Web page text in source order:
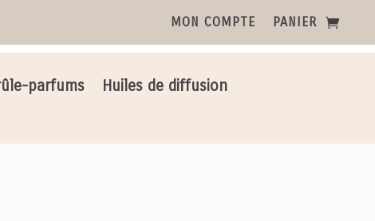
MON COMPTE PANIER
parfums
Huiles de diffusion